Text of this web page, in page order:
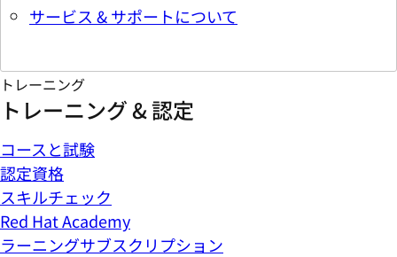
サービス & サポートについて
トレーニング
トレーニング & 認定
コースと試験
認定資格
スキルチェック
Red Hat Academy
ラーニングサブスクリプション